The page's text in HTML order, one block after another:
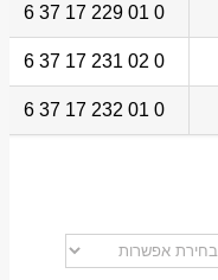
0 01 229 17 37 6
0 02 231 17 37 6
0 01 232 17 37 6